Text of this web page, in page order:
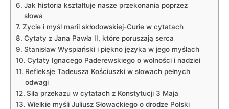
Jak historia kształtuje nasze przekonania poprzez
słowa
Zycie i ​myśl marii skłodowskiej-Curie ⁣w ⁤cytatach
Cytaty⁢ z Jana Pawła ⁣II, które poruszają serca
Stanisław Wyspiański ⁣i piękno języka w jego myślach
Cytaty Ignacego Paderewskiego o wolności i nadziei
Refleksje Tadeusza Kościuszki w⁣ słowach pełnych
odwagi
Siła ‌przekazu w cytatach‌ z Konstytucji ⁢3 Maja
Wielkie myśli Juliusz Słowackiego o drodze Polski